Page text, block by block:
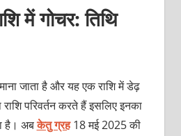
में गोचर: तिथि
जाता है और यह एक राशि में डेढ़
परिवर्तन करते हैं इसलिए इनका
है। अबकेतु ग्रह18 मई 2025 की